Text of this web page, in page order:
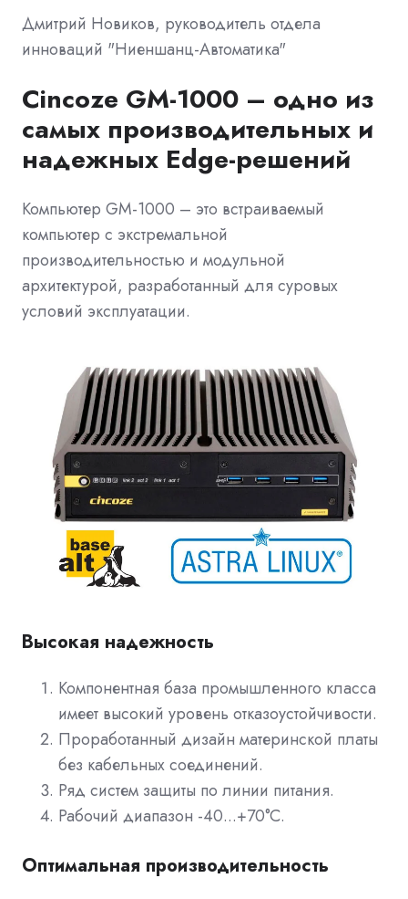
Дмитрий Новиков, руководитель отдела
инноваций "Ниеншанц-Автоматика"
Cincoze GM-1000 – одно из
самых производительных и
надежных Edge-решений
Компьютер GM-1000 – это встраиваемый
компьютер с экстремальной
производительностью и модульной
архитектурой, разработанный для суровых
условий эксплуатации.
Высокая надежность
Компонентная база промышленного класса
имеет высокий уровень отказоустойчивости.
Проработанный дизайн материнской платы
без кабельных соединений.
Ряд систем защиты по линии питания.
Рабочий диапазон -40...+70°С.
Оптимальная производительность